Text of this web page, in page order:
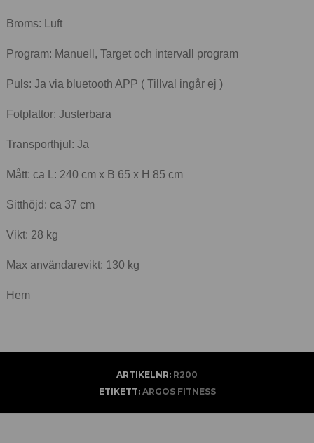
Broms: Luft
Program: Manuell, Target och intervall program
Puls: Ja via bluetooth APP ( Tillval ingår ej )
Fotplattor: Justerbara
Transporthjul: Ja
Mått: ca L: 240 cm x B 65 x H 85 cm
Sitthöjd: ca 37 cm
Vikt: 28 kg
Max användarevikt: 130 kg
Hem
ARTIKELNR: R200
ETIKETT: ARGOS FITNESS